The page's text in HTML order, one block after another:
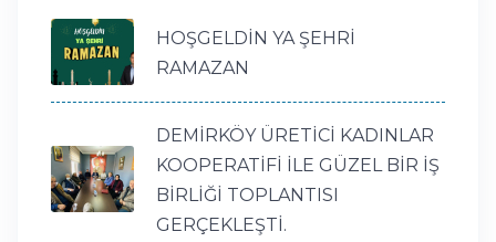
HOŞGELDİN YA ŞEHRİ
RAMAZAN
DEMİRKÖY ÜRETİCİ KADINLAR
KOOPERATİFİ İLE GÜZEL BİR İŞ
BİRLİĞİ TOPLANTISI
GERÇEKLEŞTİ.